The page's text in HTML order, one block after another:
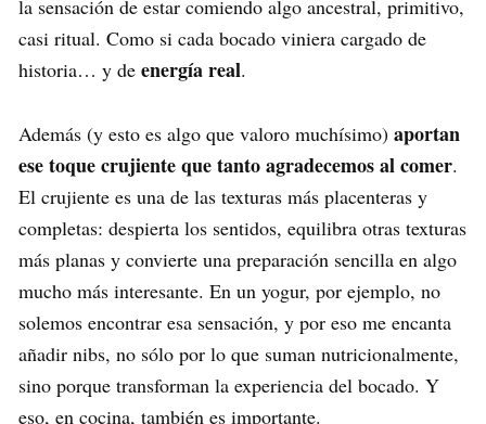
la sensación de estar comiendo algo ancestral, primitivo,
casi ritual. Como si cada bocado viniera cargado de
historia… y de energía real.
Además (y esto es algo que valoro muchísimo) aportan
ese toque crujiente que tanto agradecemos al comer.
El crujiente es una de las texturas más placenteras y
completas: despierta los sentidos, equilibra otras texturas
más planas y convierte una preparación sencilla en algo
mucho más interesante. En un yogur, por ejemplo, no
solemos encontrar esa sensación, y por eso me encanta
añadir nibs, no sólo por lo que suman nutricionalmente,
sino porque transforman la experiencia del bocado. Y
eso, en cocina, también es importante.